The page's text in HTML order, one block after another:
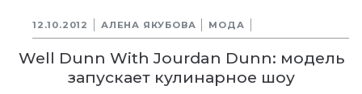
12.10.2012 АЛЕНА ЯКУБОВА МОДА
Well Dunn With Jourdan Dunn: модель
запускает кулинарное шоу